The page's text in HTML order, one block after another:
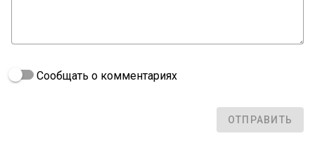
Сообщать о комментариях
ОТПРАВИТЬ